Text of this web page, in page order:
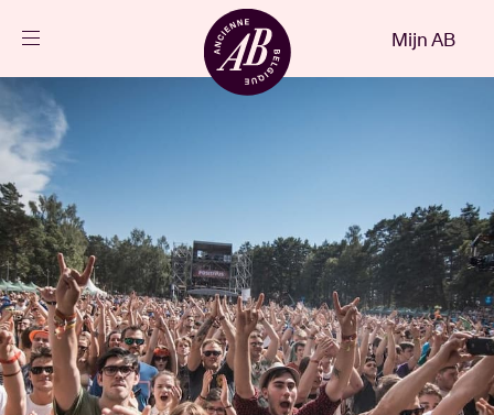
NL
Agenda
Projecten
Nieuws
Bezoekersinfo
Mijn AB